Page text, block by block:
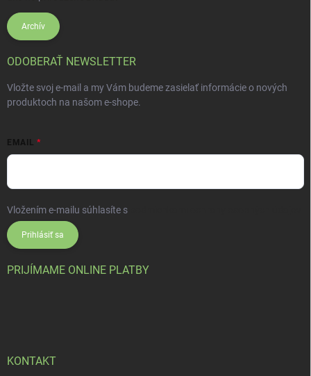
Archív
ODOBERAŤ NEWSLETTER
Vložte svoj e-mail a my Vám budeme zasielať informácie o nových
produktoch na našom e-shope.
EMAIL
Vložením e-mailu súhlasíte s
Prihlásiť sa
PRIJÍMAME ONLINE PLATBY
KONTAKT